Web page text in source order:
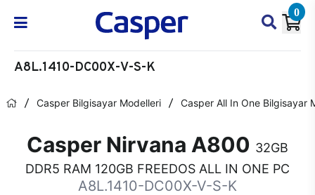
0
A8L.1410-DC00X-V-S-K
Casper Bilgisayar Modelleri Casper All In One Bilgisayar
Casper Nirvana A800 32GB
DDR5 RAM 120GB FREEDOS ALL IN ONE PC
A8L.1410-DC00X-V-S-K